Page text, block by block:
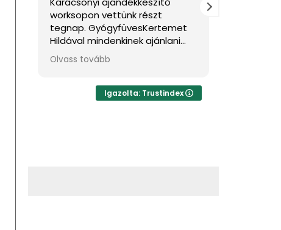
worksopon vettünk részt
tegnap. GyógyfüvesKertemet
Hildával mindenkinek ajánlani
tudom, ha feltöltődésre,
egyben tudásra vágyik kellemes
több csillagot adni, akkor azt
mind adnám.
Olvass tovább
Igazolta: Trustindex